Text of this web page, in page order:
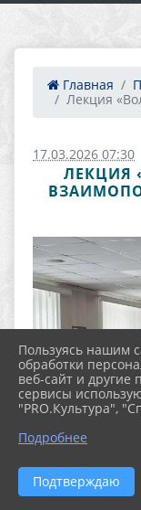
Главная
Лекция
17.03.2026 07:30
ЛЕКЦИЯ
Пользуясь нашим
обработки
веб-сайт и другие
сервисы
"PRO.Культура",
Подробнее
Подтверждаю